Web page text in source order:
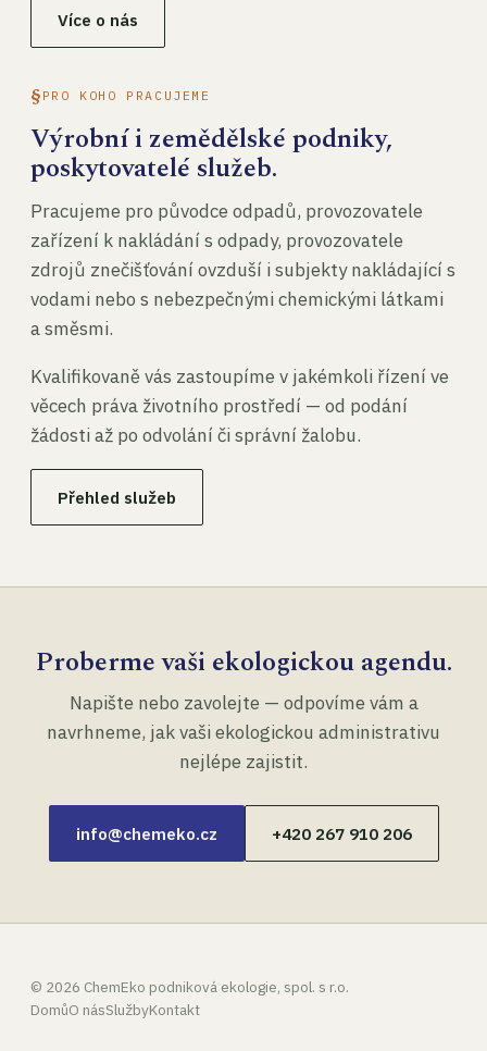
Více o nás
PRO KOHO PRACUJEME
Výrobní i zemědělské podniky,
poskytovatelé služeb.
Pracujeme pro původce odpadů, provozovatele
zařízení k nakládání s odpady, provozovatele
zdrojů znečišťování ovzduší i subjekty nakládající s
vodami nebo s nebezpečnými chemickými látkami
a směsmi.
Kvalifikovaně vás zastoupíme v jakémkoli řízení ve
věcech práva životního prostředí — od podání
žádosti až po odvolání či správní žalobu.
Přehled služeb
Proberme vaši ekologickou agendu.
Napište nebo zavolejte — odpovíme vám a
navrhneme, jak vaši ekologickou administrativu
nejlépe zajistit.
info@chemeko.cz +420 267 910 206
© 2026 ChemEko podniková ekologie, spol. s r.o.
DomůO násSlužbyKontakt